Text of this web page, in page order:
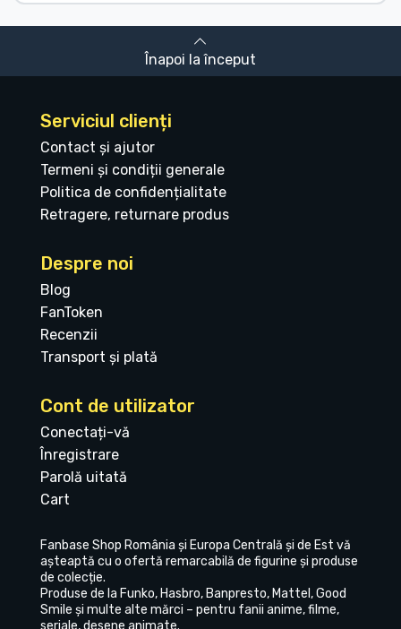
Înapoi la început
Serviciul clienți
Contact și ajutor
Termeni și condiții generale
Politica de confidențialitate
Retragere, returnare produs
Despre noi
Blog
FanToken
Recenzii
Transport și plată
Cont de utilizator
Conectați-vă
Înregistrare
Parolă uitată
Cart
Fanbase Shop România și Europa Centrală și de Est vă
așteaptă cu o ofertă remarcabilă de figurine și produse
de colecție.
Produse de la Funko, Hasbro, Banpresto, Mattel, Good
Smile și multe alte mărci – pentru fanii anime, filme,
seriale, desene animate.